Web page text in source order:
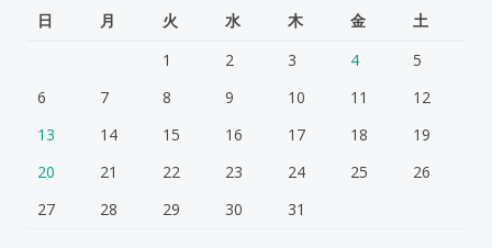
日
月 火 水 木 金
土
1
2 3 4
5
6
7 8 9 10 11
12
13
14 15 16 17 18
19
20
21 22 23 24 25
26
27
28 29 30 31